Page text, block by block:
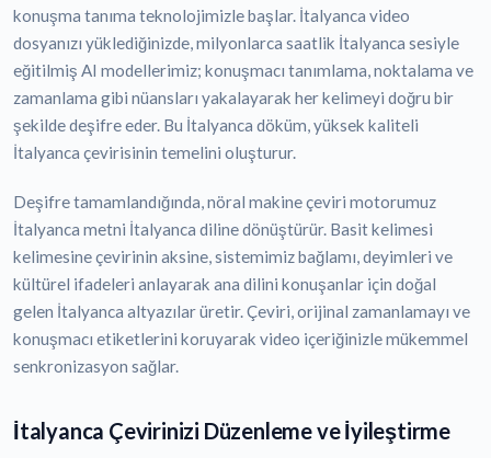
konuşma tanıma teknolojimizle başlar. İtalyanca video
dosyanızı yüklediğinizde, milyonlarca saatlik İtalyanca sesiyle
eğitilmiş AI modellerimiz; konuşmacı tanımlama, noktalama ve
zamanlama gibi nüansları yakalayarak her kelimeyi doğru bir
şekilde deşifre eder. Bu İtalyanca döküm, yüksek kaliteli
İtalyanca çevirisinin temelini oluşturur.
Deşifre tamamlandığında, nöral makine çeviri motorumuz
İtalyanca metni İtalyanca diline dönüştürür. Basit kelimesi
kelimesine çevirinin aksine, sistemimiz bağlamı, deyimleri ve
kültürel ifadeleri anlayarak ana dilini konuşanlar için doğal
gelen İtalyanca altyazılar üretir. Çeviri, orijinal zamanlamayı ve
konuşmacı etiketlerini koruyarak video içeriğinizle mükemmel
senkronizasyon sağlar.
İtalyanca Çevirinizi Düzenleme ve İyileştirme